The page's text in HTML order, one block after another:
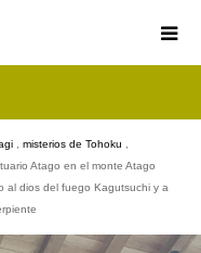
misterios de Tohoku
Atago en el monte Atago
al dios del fuego Kagutsuchi y a